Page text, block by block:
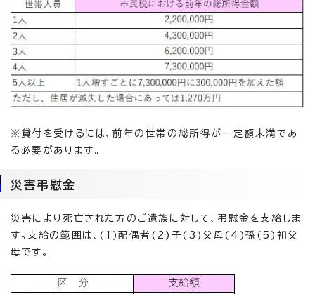
※貸付を受けるには、前年の世帯の総所得が一定額未満であ
る必要があります。
災害弔慰金
災害により死亡された方のご遺族に対して、弔慰金を支給しま
す。支給の範囲は、(1)配偶者(2)子(3)父母(4)孫(5)祖父
母です。